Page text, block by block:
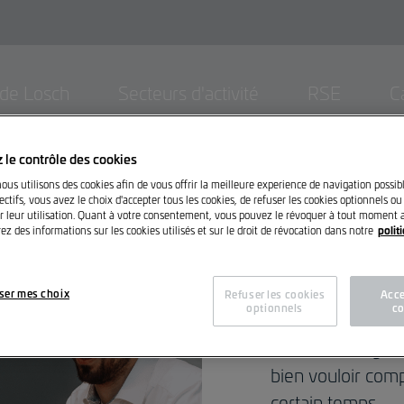
Chère Cliente,
Nous avons
nos
En raison du
bien vouloir
le contrôle des cookies
utilisons des cookies afin de vous offrir la meilleure experience de navigation
vous avez le choix d'accepter tous les cookies, de refuser les cookies optionnels ou
leur utilisation. Quant à votre consentement, vous pouvez le révoquer à tout moment
des informations sur les cookies utilisés et sur le droit de révocation dans notre
mes choix
Refuser les cookies
optionnels